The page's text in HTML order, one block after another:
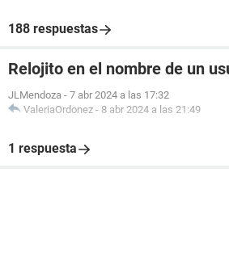
188 respuestas
Relojito en el nombre de un
JLMendoza - 7 abr 2024 a las 17:32
ValeriaOrdonez - 8 abr 2024 a las 21:49
1 respuesta